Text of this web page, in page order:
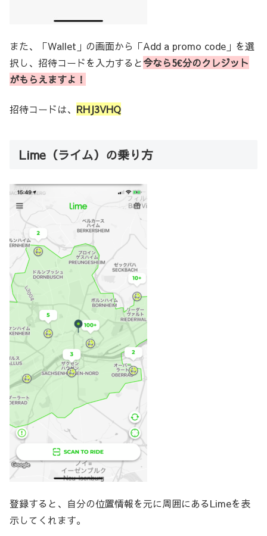
また、「Wallet」の画面から「Add a promo code」を選
択し、招待コードを入力すると今なら5€分のクレジット
がもらえますよ！
招待コードは、 RHJ3VHQ
Lime（ライム）の乗り方
登録すると、自分の位置情報を元に周囲にあるLimeを表
示してくれます。